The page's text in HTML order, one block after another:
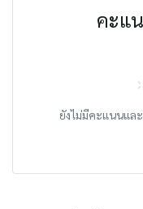
คะแ
ยังไม่มีคะแนนแล